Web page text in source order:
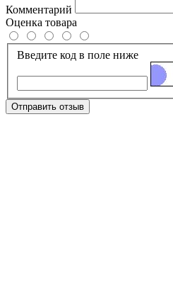
Комментарий
Оценка товара
Введите код в поле ниже
Отправить отзыв